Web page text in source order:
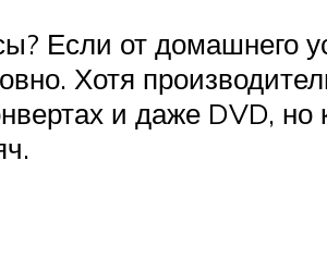
Если от домашнего
Хотя
и даже DVD,